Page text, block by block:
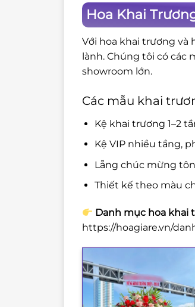
Hoa Khai
Với hoa khai trương và
lành. Chúng tôi có các
showroom lớn.
Các mẫu khai
Kệ khai trương 1–2
Kệ VIP nhiều tầng,
Lẵng chúc mừng
Thiết kế theo màu
Danh mục hoa khai
https://hoagiare.vn/